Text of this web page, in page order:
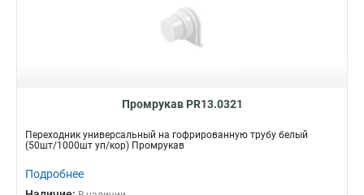
Промрукав PR13.0321
Переходник универсальный на гофрированную трубу белый
(50шт/1000шт уп/кор) Промрукав
Подробнее